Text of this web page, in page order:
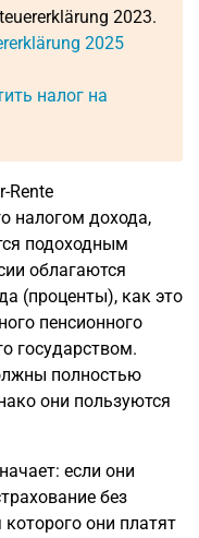
2023.
2025
налог на
Rente
налогом дохода,
подоходным
облагаются
(проценты), как это
пенсионного
государством.
полностью
они пользуются
если они
без
они платят